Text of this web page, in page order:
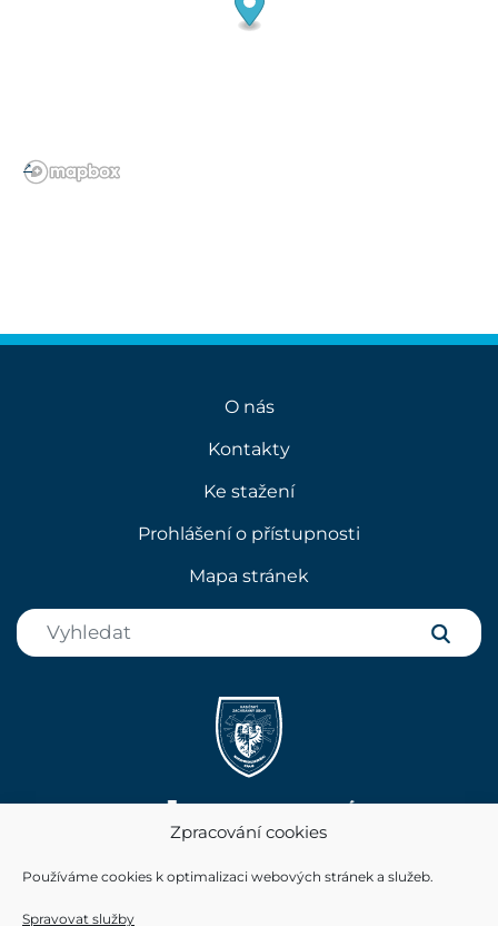
Zpracování cookies
Používáme cookies k optimalizaci webových stránek a služeb.
Spravovat služby
O nás
Kontakty
Ke stažení
Prohlášení o přístupnosti
Mapa stránek